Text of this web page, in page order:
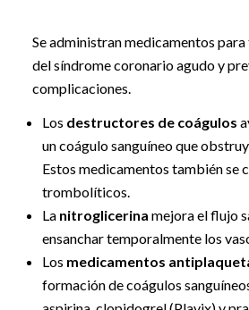
Se administran medicamentos
del síndrome coronario agudo y
complicaciones.
Los destructores de coágulos
un coágulo sanguíneo que
Estos medicamentos también se
trombolíticos.
La nitroglicerina mejora el flujo
ensanchar temporalmente los
Los medicamentos
formación de coágulos